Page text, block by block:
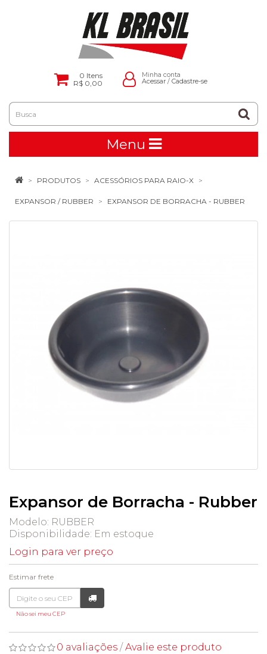
0 Itens
R$ 0,00
Minha conta
Acessar/ Cadastre-se
Menu
PRODUTOS ACESSÓRIOS PARA RAIO-X
EXPANSOR / RUBBER EXPANSOR DE BORRACHA - RUBBER
Expansor de Borracha - Rubber
Modelo: RUBBER
Disponibilidade: Em estoque
Login para ver preço
Estimar frete
Não sei meu CEP
0 avaliações / Avalie este produto